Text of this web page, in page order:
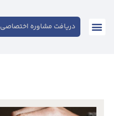
دریافت مشاوره اختصاصی